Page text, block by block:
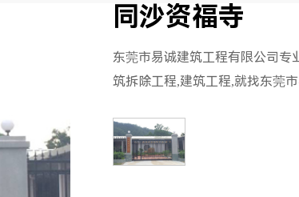
同沙资福寺
东莞市易诚建筑工程有限公司专
筑拆除工程,建筑工程,就找东莞